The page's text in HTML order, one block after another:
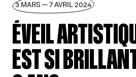
3 MARS — 7 AVRIL 2024
ÉVEIL
EST SI